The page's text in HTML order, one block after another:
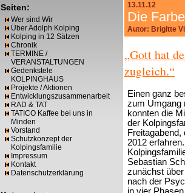
Seiten:
Wer sind Wir
Über Adolph Kolping
Kolping in 12 Sätzen
Chronik
TERMINE /
VERANSTALTUNGEN
Gedenkstele
KOLPINGHAUS
Projekte / Aktionen
Entwicklungszusammenarbeit
RAD & TAT
TATICO Kaffee bei uns in
Minden
Vorstand
Schutzkonzept der
Kolpingsfamilie
Impressum
Kontakt
Datenschutzerklärung
13.11.12
Die
Autor: Brigitte
„Gott hat
zugleich.“
Einen ganz
zum Umgang
konnten die
der
2012
Sebastian
zunächst
nach der